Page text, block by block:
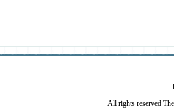
All rights reserved